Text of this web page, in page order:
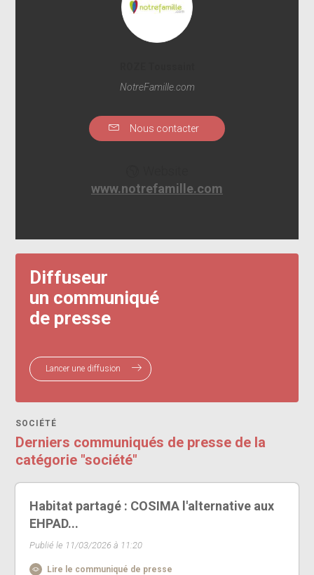
NotreFamille.com
Nous contacter
www.notrefamille.com
Diffuseur
un communiqué
de presse
Lancer une diffusion
SOCIÉTÉ
Derniers communiqués de presse de la
catégorie "société"
Habitat partagé : COSIMA l'alternative aux
EHPAD...
Publié le 11/03/2026 à 11:20
Lire le communiqué de presse